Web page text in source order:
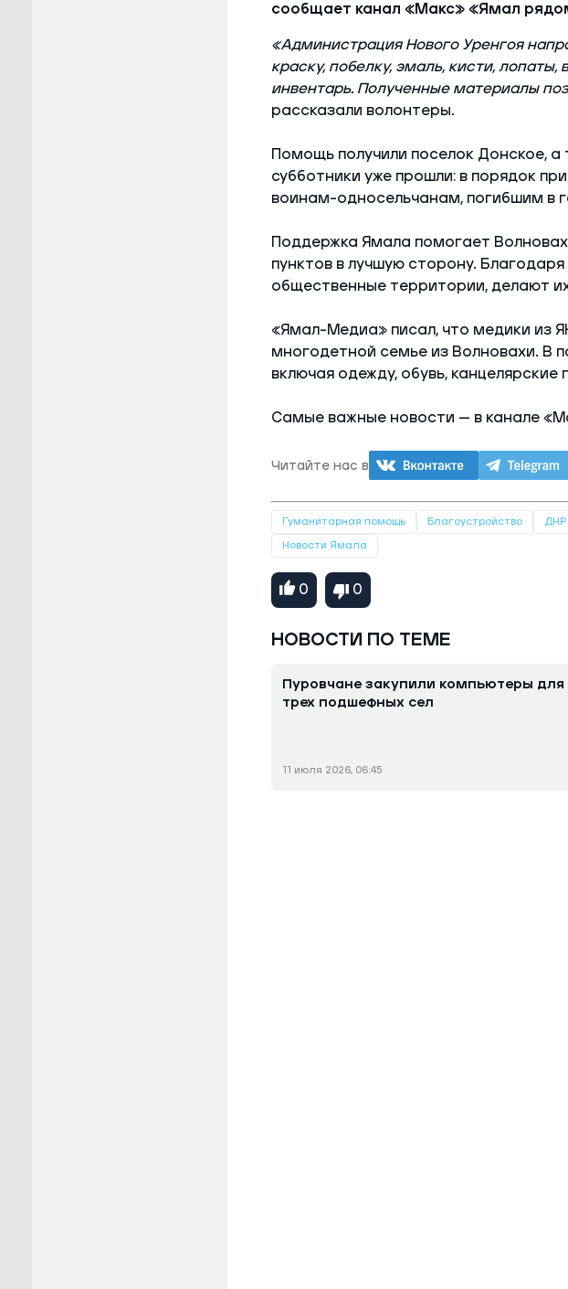
сообщает канал «Макс» «Ямал
«Администрация Нового Уренгоя
краску, побелку, эмаль, кисти,
инвентарь. Полученные материалы
рассказали волонтеры.
Помощь получили поселок Донское,
субботники уже прошли: в порядок
воинам-односельчанам, погибшим в
Поддержка Ямала помогает
пунктов в лучшую сторону.
общественные территории, делают
«Ямал-Медиа» писал, что медики из
многодетной семье из Волновахи. В
включая одежду, обувь,
Самые важные новости — в канале
Читайте нас в
Гуманитарная помощь Благоустройство ДНР
Новости Ямала
0 0
НОВОСТИ ПО ТЕМЕ
Пуровчане закупили компьютеры для
трех подшефных сел
11 июля 2026, 06:45